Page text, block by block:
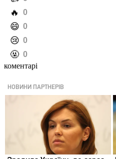
️🔥 0
️😄 0
️😢 0
️🤬 0
коментарі